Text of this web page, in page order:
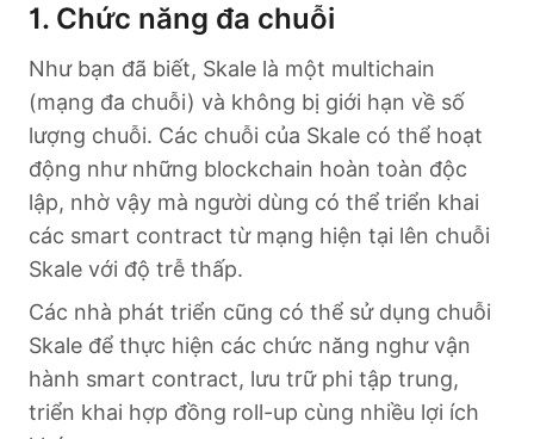
1. Chức năng đa chuỗi
Như bạn đã biết, Skale là một multichain
(mạng đa chuỗi) và không bị giới hạn về số
lượng chuỗi. Các chuỗi của Skale có thể hoạt
động như những blockchain hoàn toàn độc
lập, nhờ vậy mà người dùng có thể triển khai
các smart contract từ mạng hiện tại lên chuỗi
Skale với độ trễ thấp.
Các nhà phát triển cũng có thể sử dụng chuỗi
Skale để thực hiện các chức năng nghư vận
hành smart contract, lưu trữ phi tập trung,
triển khai hợp đồng roll-up cùng nhiều lợi ích